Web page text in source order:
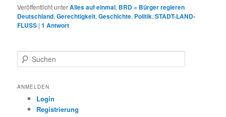
Veröffentlicht unterAlles auf einmal, BRD = Bürger regieren
Deutschland,Gerechtigkeit,Geschichte, Politik,STADT-LAND-
FLUSS |1 Antwort
u
h
ANMELDEN
Login
Registrierung